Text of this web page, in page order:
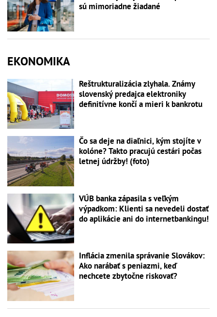
sú mimoriadne žiadané
EKONOMIKA
Reštrukturalizácia zlyhala. Známy
slovenský predajca elektroniky
definitívne končí a mieri k bankrotu
Čo sa deje na diaľnici, kým stojíte v
kolóne? Takto pracujú cestári počas
letnej údržby! (foto)
VÚB banka zápasila s veľkým
výpadkom: Klienti sa nevedeli dostať
do aplikácie ani do internetbankingu!
Inflácia zmenila správanie Slovákov:
Ako narábať s peniazmi, keď
nechcete zbytočne riskovať?